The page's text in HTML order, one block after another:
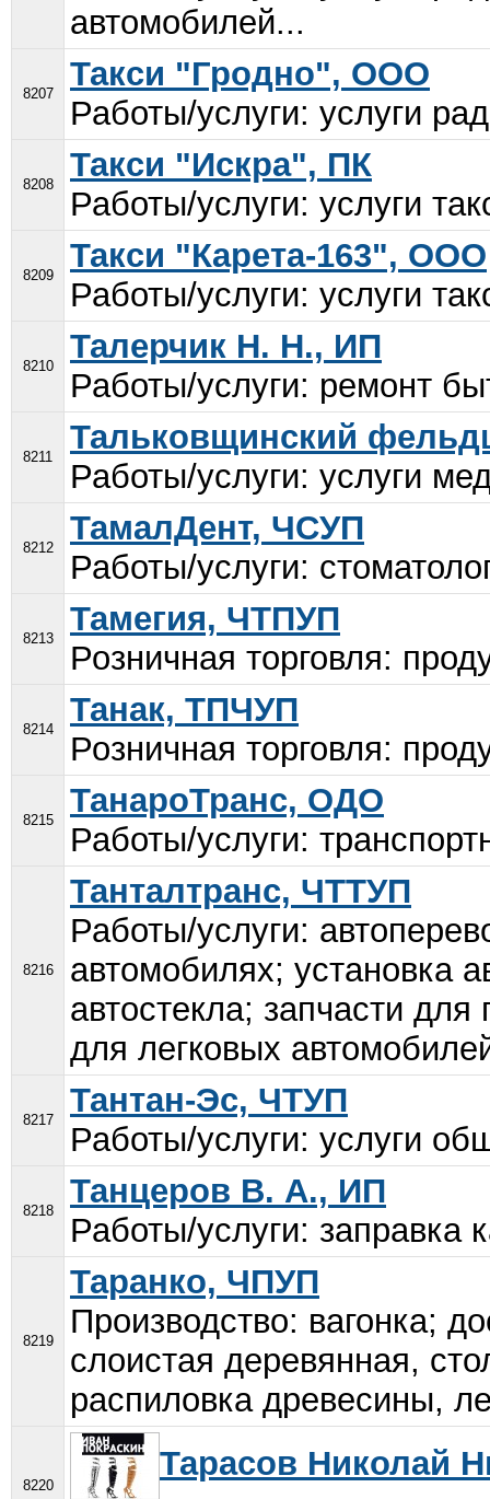
автомобилей...
8207
Такси "Гродно", ООО
Работы/услуги: услуги
8208
Такси "Искра", ПК
Работы/услуги: услуги
8209
Такси "Карета-163", ООО
Работы/услуги: услуги
8210
Талерчик Н. Н., ИП
Работы/услуги: ремонт
8211
Тальковщинский
Работы/услуги: услуги
8212
ТамалДент, ЧСУП
Работы/услуги:
8213
Тамегия, ЧТПУП
Розничная торговля:
8214
Танак, ТПЧУП
Розничная торговля:
8215
ТанароТранс, ОДО
Работы/услуги:
8216
Танталтранс, ЧТТУП
Работы/услуги:
автомобилях; установка
автостекла; запчасти
для легковых
8217
Тантан-Эс, ЧТУП
Работы/услуги: услуги
8218
Танцеров В. А., ИП
Работы/услуги: заправка
8219
Таранко, ЧПУП
Производство: вагонка;
слоистая деревянная,
распиловка древесины,
8220
Тарасов Николай